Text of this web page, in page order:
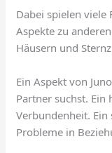
Dabei spielen viele
Aspekte zu
Häusern und
Ein Aspekt von
Partner suchst.
Verbundenheit.
Probleme in